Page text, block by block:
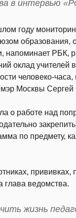
в интервью
году
образования,
РБК,
оклад учителей
человеко-
мэр Москвы
о работе над
по предмету,
глава ведомства.
жизнь